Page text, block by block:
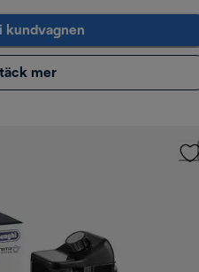
kundvagnen
mer